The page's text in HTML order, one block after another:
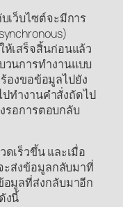
เว็บไซต์จะมีการ
เสร็จสิ้นก่อนแล้ว
วนการทำงานแบบ
องขอข้อมูลไปยัง
ปทำงานคำสั่งถัดไป
รอการตอบกลับ
เร็วขึ้น และเมื่อ
ะส่งข้อมูลกลับมาที่
อมูลที่ส่งกลับมาอีก
งนี้